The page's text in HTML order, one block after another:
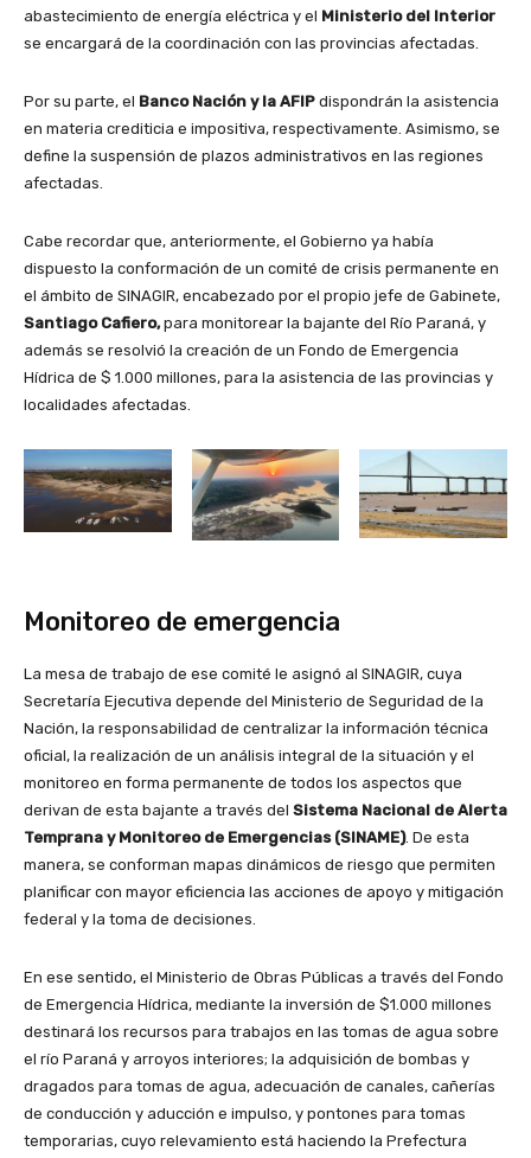
abastecimiento de energía eléctrica y el Ministerio del Interior
se encargará de la coordinación con las provincias afectadas.
Por su parte, el Banco Nación y la AFIP dispondrán la asistencia
en materia crediticia e impositiva, respectivamente. Asimismo, se
define la suspensión de plazos administrativos en las regiones
afectadas.
Cabe recordar que, anteriormente, el Gobierno ya había
dispuesto la conformación de un comité de crisis permanente en
el ámbito de SINAGIR, encabezado por el propio jefe de Gabinete,
Santiago Cafiero,para monitorear la bajante del Río Paraná, y
además se resolvió la creación de un Fondo de Emergencia
Hídrica de $ 1.000 millones, para la asistencia de las provincias y
localidades afectadas.
Monitoreo de emergencia
La mesa de trabajo de ese comité le asignó al SINAGIR, cuya
Secretaría Ejecutiva depende del Ministerio de Seguridad de la
Nación, la responsabilidad de centralizar la información técnica
oficial, la realización de un análisis integral de la situación y el
monitoreo en forma permanente de todos los aspectos que
derivan de esta bajante a través del Sistema Nacional de Alerta
Temprana y Monitoreo de Emergencias (SINAME). De esta
manera, se conforman mapas dinámicos de riesgo que permiten
planificar con mayor eficiencia las acciones de apoyo y mitigación
federal y la toma de decisiones.
En ese sentido, el Ministerio de Obras Públicas a través del Fondo
de Emergencia Hídrica, mediante la inversión de $1.000 millones
destinará los recursos para trabajos en las tomas de agua sobre
el río Paraná y arroyos interiores; la adquisición de bombas y
dragados para tomas de agua, adecuación de canales, cañerías
de conducción y aducción e impulso, y pontones para tomas
temporarias, cuyo relevamiento está haciendo la Prefectura